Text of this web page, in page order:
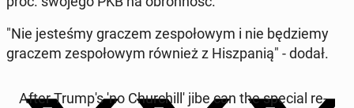
"Nie je­ste­śmy graczem ze­spo­ło­wym i nie bę­dzie­my
graczem ze­spo­ło­wym również z Hisz­pa­nią" - dodał.
After Trump's 'no Chur­chil­l' jibe can the special re­